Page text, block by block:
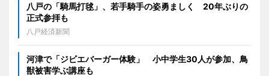
八戸の「騎馬打毬」、若手騎手の姿勇ましく 20年ぶりの
正式参拝も
八戸経済新聞
河津で「ジビエバーガー体験」 小中学生30人が参加、鳥
獣被害学ぶ講座も